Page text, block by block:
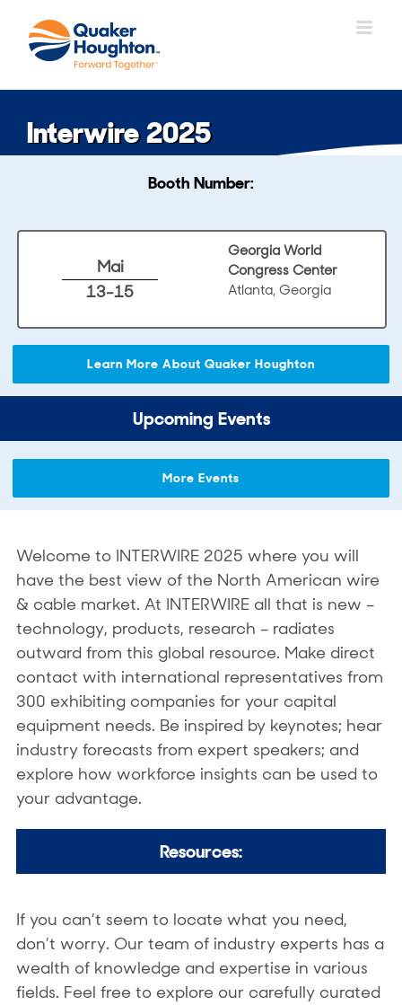
content
Interwire 2025
Welcome to INTERWIRE 2025 where you will
have the best view of the North American wire
& cable market. At INTERWIRE all that is new –
technology, products, research – radiates
outward from this global resource. Make direct
contact with international representatives from
300 exhibiting companies for your capital
equipment needs. Be inspired by keynotes; hear
industry forecasts from expert speakers; and
explore how workforce insights can be used to
your advantage.
Resources:
If you can’t seem to locate what you need,
don’t worry. Our team of industry experts has a
wealth of knowledge and expertise in various
fields. Feel free to explore our carefully curated
Booth Number:
Mai
13-15
Georgia World
Congress Center
Atlanta, Georgia
Learn More About Quaker Houghton
Upcoming Events
More Events